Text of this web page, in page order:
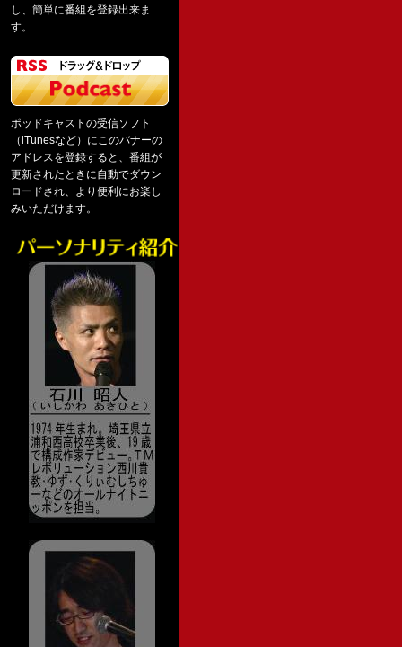
し、簡単に番組を登録出来ま
す。
ポッドキャストの受信ソフト
（iTunesなど）にこのバナーの
アドレスを登録すると、番組が
更新されたときに自動でダウン
ロードされ、より便利にお楽し
みいただけます。